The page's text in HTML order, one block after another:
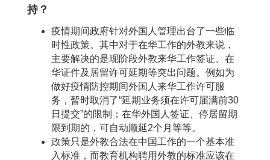
持？
疫情期间政府针对外国人管理出台了一些临
时性政策。其中对于在华工作的外教来说，
主要解决的是现阶段外教来华工作签证、在
华证件及居留许可延期等突出问题。例如为
做好疫情防控期间外国人来华工作许可服
务，暂时取消了“延期业务须在许可届满前30
日提交”的限制；在华外国人签证、停居留期
限到期的，可自动顺延2个月等等。
政策只是外教合法在中国工作的一个基本准
入标准，而教育机构聘用外教的标准应该在